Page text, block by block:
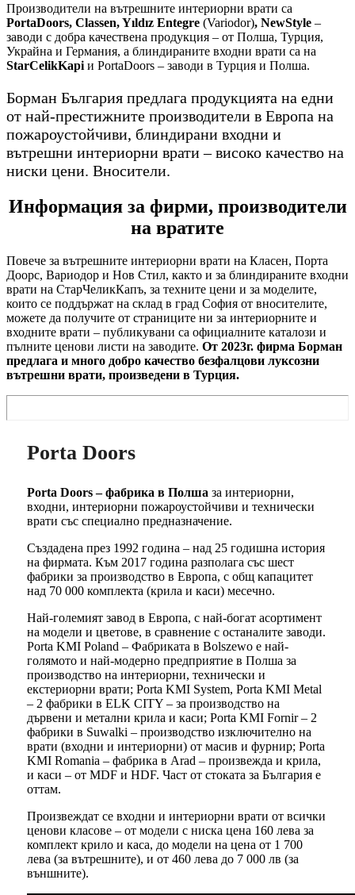
Производители на вътрешните интериорни врати са
PortaDoors, Classen, Yıldız Entegre (Variodor), NewStyle –
заводи с добра качествена продукция – от Полша, Турция,
Украйна и Германия, а блиндираните входни врати са на
StarCelikKapi и PortaDoors – заводи в Турция и Полша.
Борман България предлага продукцията на едни
от най-престижните производители в Европа на
пожароустойчиви, блиндирани входни и
вътрешни интериорни врати – високо качество на
ниски цени. Вносители.
Информация за фирми, производители
на вратите
Повече за вътрешните интериорни врати на Класен, Порта
Доорс, Вариодор и Нов Стил, както и за блиндираните входни
врати на СтарЧеликКапъ, за техните цени и за моделите,
които се поддържат на склад в град София от вносителите,
можете да получите от страниците ни за интериорните и
входните врати – публикувани са официалните каталози и
пълните ценови листи на заводите. От 2023г. фирма Борман
предлага и много добро качество безфалцови луксозни
вътрешни врати, произведени в Турция.
Porta Doors
Porta Doors – фабрика в Полша за интериорни,
входни, интериорни пожароустойчиви и технически
врати със специално предназначение.
Създадена през 1992 година – над 25 годишна история
на фирмата. Към 2017 година разполага със шест
фабрики за производство в Европа, с общ капацитет
над 70 000 комплекта (крила и каси) месечно.
Най-големият завод в Европа, с най-богат асортимент
на модели и цветове, в сравнение с останалите заводи.
Porta KMI Poland – Фабриката в Bolszewo е най-
голямото и най-модерно предприятие в Полша за
производство на интериорни, технически и
екстериорни врати; Porta KMI System, Porta KMI Metal
– 2 фабрики в ELK CITY – за производство на
дървени и метални крила и каси; Porta KMI Fornir – 2
фабрики в Suwalki – производство изключително на
врати (входни и интериорни) от масив и фурнир; Porta
KMI Romania – фабрика в Arad – произвежда и крила,
и каси – от MDF и HDF. Част от стоката за България е
оттам.
Произвеждат се входни и интериорни врати от всички
ценови класове – от модели с ниска цена 160 лева за
комплект крило и каса, до модели на цена от 1 700
лева (за вътрешните), и от 460 лева до 7 000 лв (за
външните).